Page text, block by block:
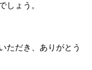
しょう。
ただき、ありがとう